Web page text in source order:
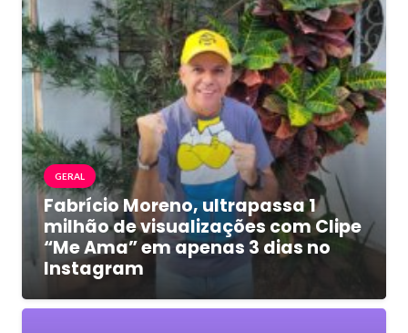
GERAL
Fabrício Moreno, ultrapassa 1
milhão de visualizações com Clipe
“Me Ama” em apenas 3 dias no
Instagram